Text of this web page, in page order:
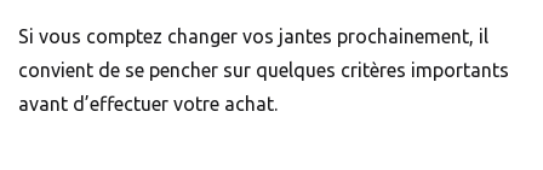
Si vous comptez changer vos jantes prochainement, il
convient de se pencher sur quelques critères importants
avant d’effectuer votre achat.